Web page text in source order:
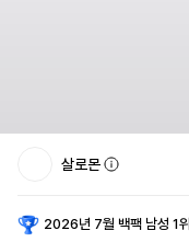
살로몬
2026년 7월 백팩 남성 1위